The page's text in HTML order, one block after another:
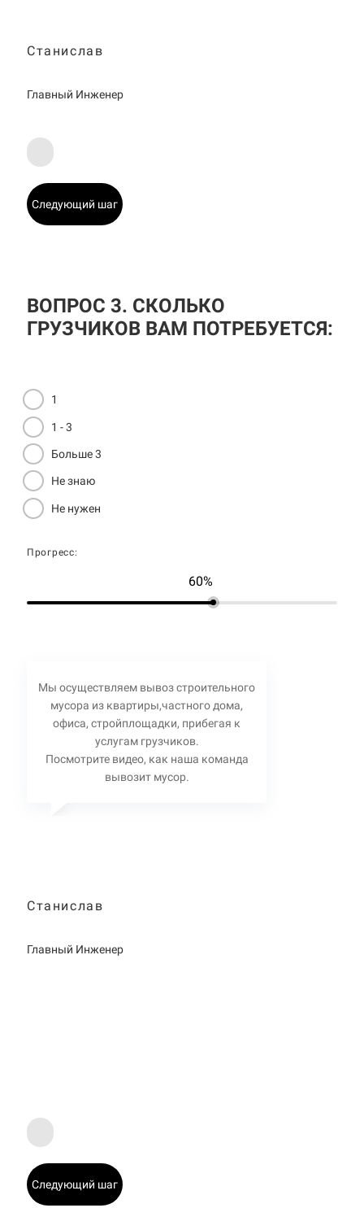
Станислав
Главный Инженер
Следующий шаг
ВОПРОС 3. СКОЛЬКО
ГРУЗЧИКОВ ВАМ ПОТРЕБУЕТСЯ:
1
1 - 3
Больше 3
Не знаю
Не нужен
Прогресс:
60%
Мы осуществляем вывоз строительного
мусора из квартиры,частного дома,
офиса, стройплощадки, прибегая к
услугам грузчиков.
Посмотрите видео, как наша команда
вывозит мусор.
Станислав
Главный Инженер
Следующий шаг